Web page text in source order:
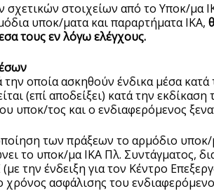
στοιχείων από το Υποκ/μα
υποκ/ματα και παραρτήματα ΙΚΑ,
τους εν λόγω ελέγχους.
την οποία ασκηθούν ένδικα μέσα
(επί αποδείξει) κατά την
υποκ/τος και ο ενδιαφερόμενος
των πράξεων το αρμόδιο
το υποκ/μα ΙΚΑ Πλ. Συντάγματος,
την ένδειξη για τον Κέντρο
χρόνος ασφάλισης του